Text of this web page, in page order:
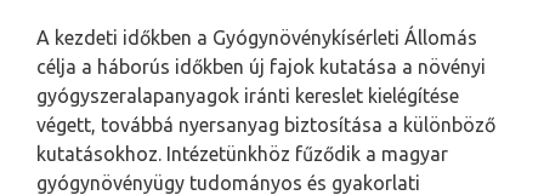
A kezdeti időkben a Gyógynövénykísérleti Állomás
célja a háborús időkben új fajok kutatása a növényi
gyógyszeralapanyagok iránti kereslet kielégítése
végett, továbbá nyersanyag biztosítása a különböző
kutatásokhoz. Intézetünkhöz fűződik a magyar
gyógynövényügy tudományos és gyakorlati